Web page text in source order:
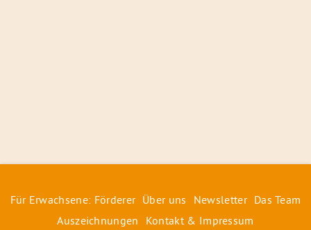
Für Erwachsene: Förderer Über uns Newsletter Das Team
Auszeichnungen
Kontakt & Impressum